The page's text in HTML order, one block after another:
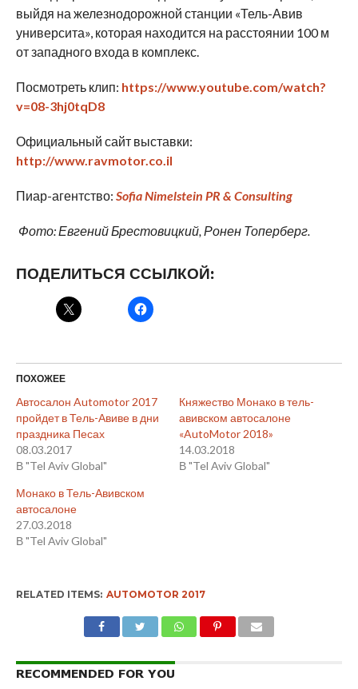
выйдя на железнодорожной станции «Тель-Авив
университа», которая находится на расстоянии 100 м
от западного входа в комплекс.
Посмотреть клип: https://www.youtube.com/watch?
v=08-3hj0tqD8
Официальный сайт выставки:
http://www. ravmotor. co il
Пиар-агентство: SofiaNimelstein PR & Consulting
Фото: Евгений Брестовицкий, Ронен Топерберг.
ПОДЕЛИТЬСЯ ССЫЛКОЙ:
ПОХОЖЕЕ
Автосалон Automotor 2017
пройдет в Тель-Авиве в дни
праздника Песах
08.03.2017
В "Tel Aviv Global"
Княжество Монако в тель-
авивском автосалоне
«AutoMotor 2018»
14.03.2018
В "Tel Aviv Global"
Монако в Тель-Авивском
автосалоне
27.03.2018
В "Tel Aviv Global"
RELATED ITEMS: AUTOMOTOR 2017
RECOMMENDED FOR YOU